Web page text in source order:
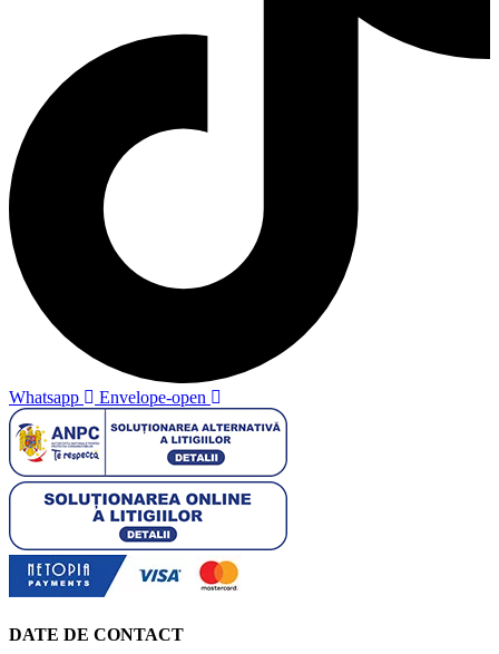
Whatsapp Envelope-open
DATE DE CONTACT